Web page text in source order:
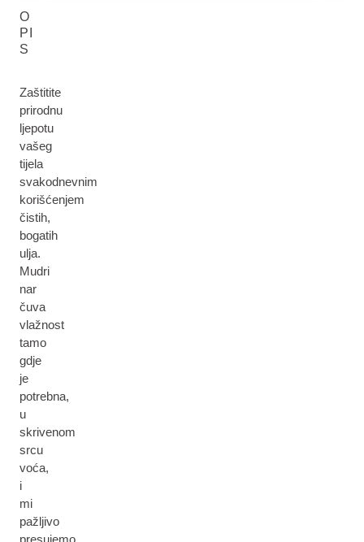
O
PI
S
Zaštitite
prirodnu
ljepotu
vašeg
tijela
svakodnevnim
korišćenjem
čistih,
bogatih
ulja.
Mudri
nar
čuva
vlažnost
tamo
gdje
je
potrebna,
u
skrivenom
srcu
voća,
i
mi
pažljivo
presujemo